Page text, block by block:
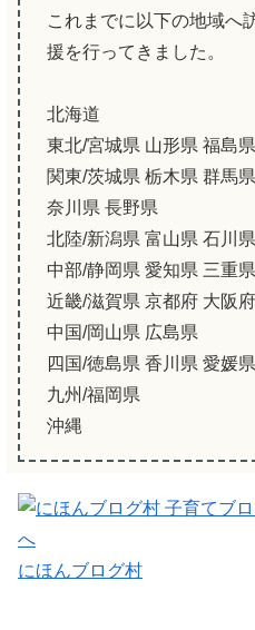
これまでに以下の地域へ
援を行ってきました。
北海道
東北/宮城県 山形県 福島県
関東/茨城県 栃木県 群馬
奈川県 長野県
北陸/新潟県 富山県 石川
中部/静岡県 愛知県 三重県
近畿/滋賀県 京都府 大阪
中国/岡山県 広島県
四国/徳島県 香川県 愛媛
九州/福岡県
沖縄
にほんブログ村